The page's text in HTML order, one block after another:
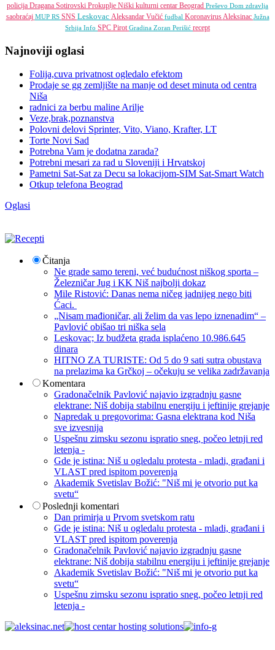
policija Dragana Sotirovski Prokuplje Niški kulturni centar Beograd Preševo Dom zdravlja
saobraćaj MUP RS SNS Leskovac Aleksandar Vučić fudbal KoronavirusAleksinac Južna
Srbija Info SPC PirotGradina Zoran Perišić recept
Najnoviji oglasi
Folija,cuva privatnost ogledalo efektom
Prodaje se gg zemljište na manje od deset minuta od centra
Niša
radnici za berbu maline Arilje
Veze,brak,poznanstva
Polovni delovi Sprinter, Vito, Viano, Krafter, LT
Torte Novi Sad
Potrebna Vam je dodatna zarada?
Potrebni mesari za rad u Sloveniji i Hrvatskoj
Pametni Sat-Sat za Decu sa lokacijom-SIM Sat-Smart Watch
Otkup telefona Beograd
Oglasi
Čitanja
Ne grade samo tereni, već budućnost niškog sporta –
Železničar Jug i KK Niš najbolji dokaz
Mile Ristović: Danas nema ničeg jadnijeg nego biti
Ćaci.
„Nisam mađioničar, ali želim da vas lepo iznenadim“ –
Pavlović obišao tri niška sela
Leskovac; Iz budžeta grada isplaćeno 10.986.645
dinara
HITNO ZA TURISTE: Od 5 do 9 sati sutra obustava
na prelazima ka Grčkoj – očekuju se velika zadržavanja
Komentara
Gradonačelnik Pavlović najavio izgradnju gasne
elektrane: Niš dobija stabilnu energiju i jeftinije grejanje
Napredak u pregovorima: Gasna elektrana kod Niša
sve izvesnija
Uspešnu zimsku sezonu ispratio sneg, počeo letnji red
letenja -
Gde je istina: Niš u ogledalu protesta - mladi, građani i
VLAST pred ispitom poverenja
Akademik Svetislav Božić: "Niš mi je otvorio put ka
svetu“
Poslednji komentari
Dan primirja u Prvom svetskom ratu
Gde je istina: Niš u ogledalu protesta - mladi, građani i
VLAST pred ispitom poverenja
Gradonačelnik Pavlović najavio izgradnju gasne
elektrane: Niš dobija stabilnu energiju i jeftinije grejanje
Akademik Svetislav Božić: "Niš mi je otvorio put ka
svetu“
Uspešnu zimsku sezonu ispratio sneg, počeo letnji red
letenja -